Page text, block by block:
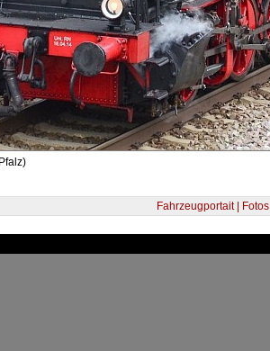
Fahrzeugportait | Fotos